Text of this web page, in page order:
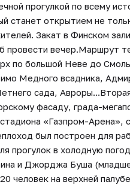
прогулкой по всему
станет открытием не
Закат в Финском
провести вечер.Маршрут
по большой Неве до
Медного всадника,
сада,
фасаду, града-
«Газпром-Арена»,
был построен для
прогулок в холодную
и Джорджа Буша
человек на верхней